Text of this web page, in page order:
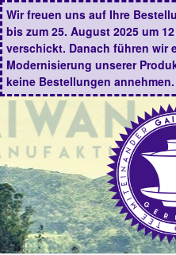
Wir freuen uns auf Ihre
bis zum 25. August 2025 um
verschickt. Danach führen wir
Modernisierung unserer
keine Bestellungen annehmen.